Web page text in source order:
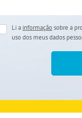
Li a informaçãosobre a
uso dos meus dados